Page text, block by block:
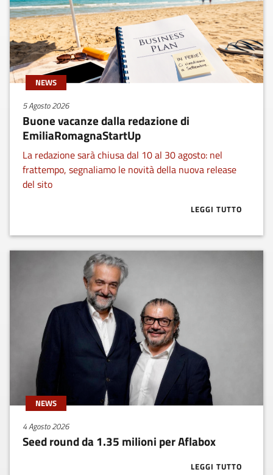
NEWS
5 Agosto 2026
Buone vacanze dalla redazione di
EmiliaRomagnaStartUp
La redazione sarà chiusa dal 10 al 30 agosto: nel
frattempo, segnaliamo le novità della nuova release
del sito
LEGGI TUTTO
ABOUT
NEWS
4 Agosto 2026
Seed round da 1.35 milioni per Aflabox
LEGGI TUTTOABOUT SEED